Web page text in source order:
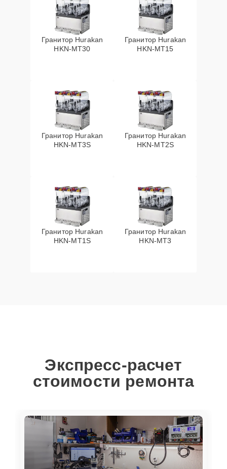
Гранитор Hurakan
HKN-MT30
Гранитор Hurakan
HKN-MT15
Гранитор Hurakan
HKN-MT3S
Гранитор Hurakan
HKN-MT2S
Гранитор Hurakan
HKN-MT1S
Гранитор Hurakan
HKN-MT3
Экспресс-расчет
стоимости ремонта